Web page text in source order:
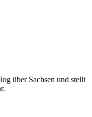
über Sachsen und stellt